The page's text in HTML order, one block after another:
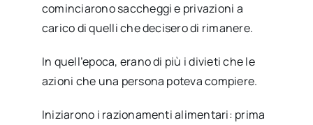
cominciarono saccheggi e privazioni a
carico di quelli che decisero di rimanere.
In quell’epoca, erano di più i divieti che le
azioni che una persona poteva compiere.
Iniziarono i razionamenti alimentari: prima